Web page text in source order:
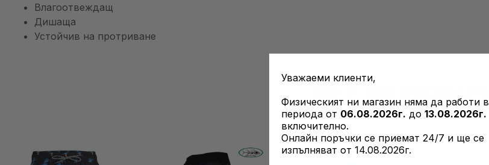
Влагоотвеждащ
Дишаща
Устойчив на протриване
ОЩЕ ОТ ТОЗИ ПРОИЗВОДИТЕЛ
Уважаеми клиенти,
Физическият ни магазин няма да работи в
периода от 06.08.2026г. до 13.08.2026г.
включително.
Онлайн поръчки се приемат 24/7 и ще се
изпълняват от 14.08.2026г.